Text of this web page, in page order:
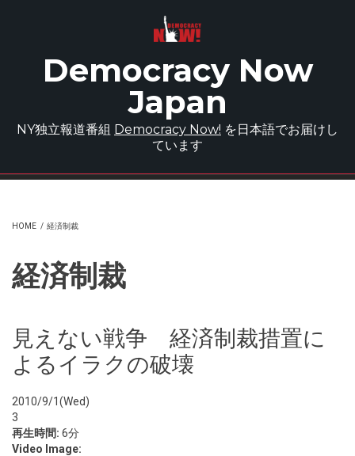
Democracy Now
Japan
NY独立報道番組 Democracy Now! を日本語でお届けし
ています
HOME / 経済制裁
経済制裁
見えない戦争 経済制裁措置に
よるイラクの破壊
2010/9/1(Wed)
3
再生時間: 6分
Video Image: